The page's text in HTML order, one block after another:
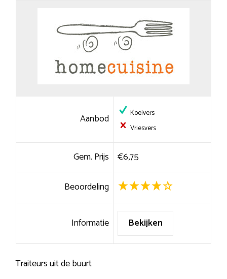
Aanbod
Koelvers
Vriesvers
Gem. Prijs €6,75
Beoordeling
Informatie Bekijken
Traiteurs uit de buurt